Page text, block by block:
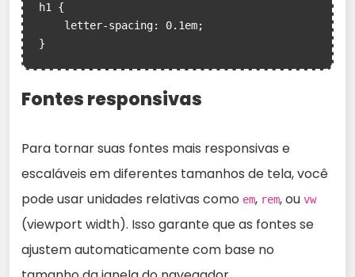
h1 {
}
Fontes responsivas
Para tornar suas fontes mais responsivas e
escaláveis em diferentes tamanhos de tela, você
pode usar unidades relativas como em, rem, ou vw
(viewport width). Isso garante que as fontes se
ajustem automaticamente com base no